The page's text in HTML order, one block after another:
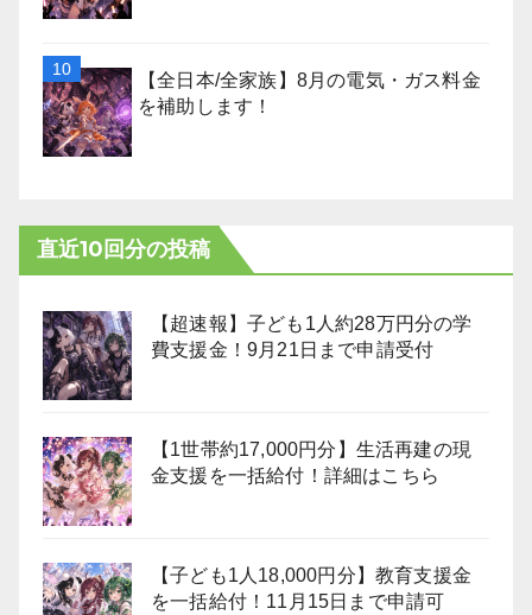
【全日本/全家族】8月の電気・ガス料金
を補助します！
直近10回分の投稿
【超速報】子ども1人約28万円分の学
費支援金！9月21日まで申請受付
【1世帯約17,000円分】生活再建の現
金支援を一括給付！詳細はこちら
【子ども1人18,000円分】教育支援金
を一括給付！11月15日まで申請可